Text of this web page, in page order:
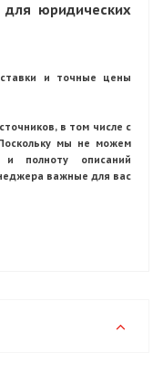
юридических
и точные цены
в том числе с
мы не можем
и полноту описаний
важные для вас